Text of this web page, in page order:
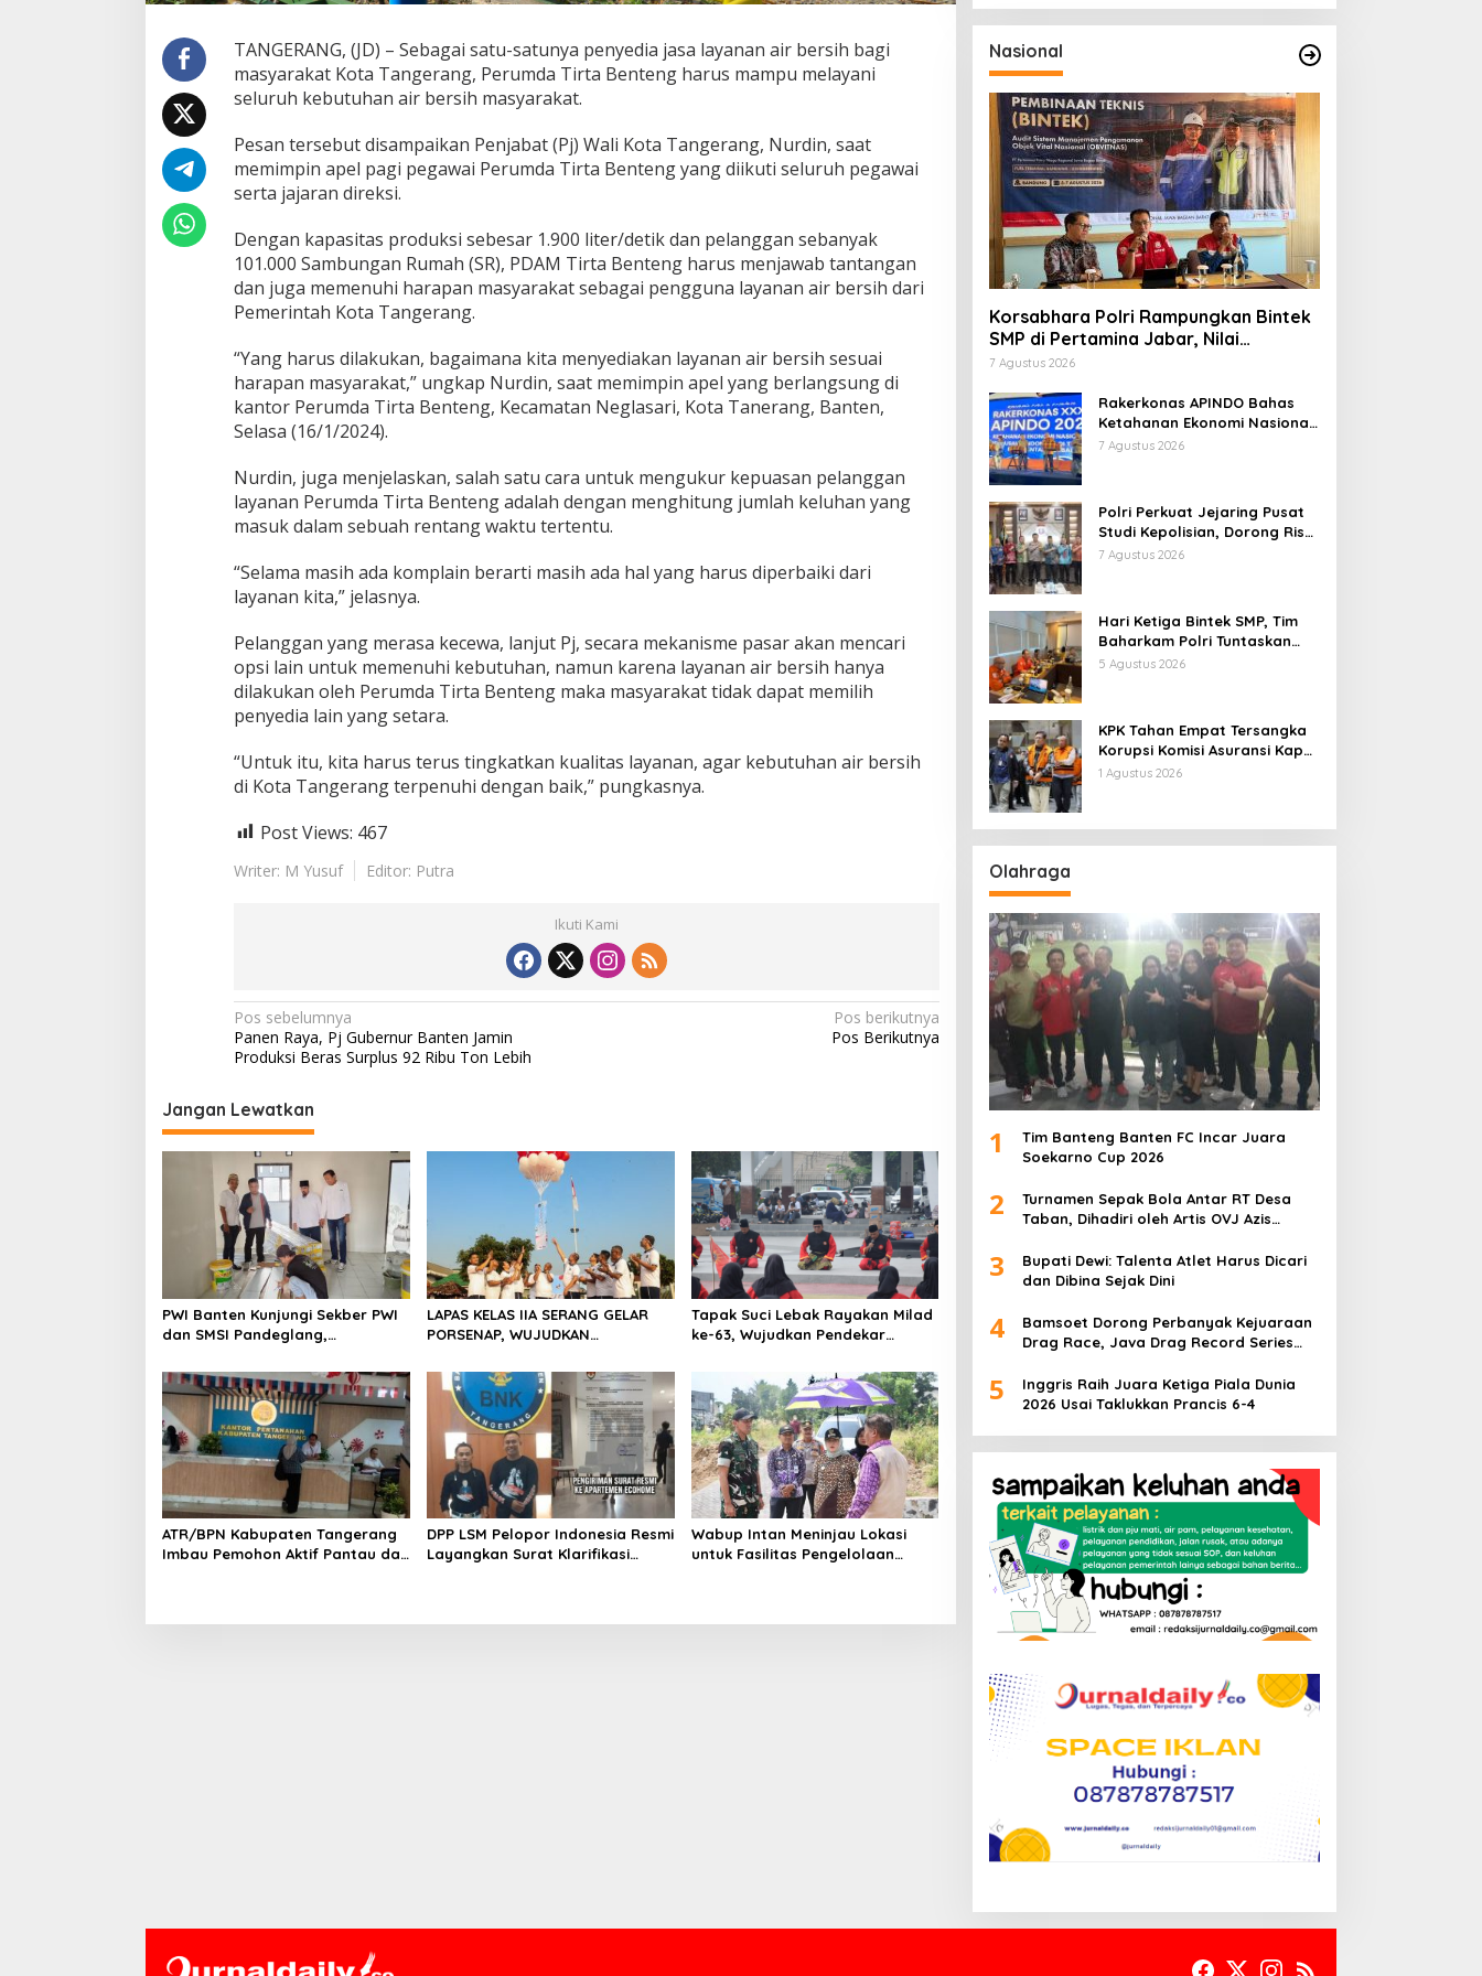
a
m
T
a
r
u
P
e
r
b
a
k
i
P
e
l
y
a
n
a
TANGERANG, (JD) – Sebagai satu-satunya penyedia jasa layanan air bersih bagi
masyarakat Kota Tangerang, Perumda Tirta Benteng harus mampu melayani
seluruh kebutuhan air bersih masyarakat.
Pesan tersebut disampaikan Penjabat (Pj) Wali Kota Tangerang, Nurdin, saat
memimpin apel pagi pegawai Perumda Tirta Benteng yang diikuti seluruh pegawai
serta jajaran direksi.
Dengan kapasitas produksi sebesar 1.900 liter/detik dan pelanggan sebanyak
101.000 Sambungan Rumah (SR), PDAM Tirta Benteng harus menjawab tantangan
dan juga memenuhi harapan masyarakat sebagai pengguna layanan air bersih dari
Pemerintah Kota Tangerang.
“Yang harus dilakukan, bagaimana kita menyediakan layanan air bersih sesuai
harapan masyarakat,” ungkap Nurdin, saat memimpin apel yang berlangsung di
kantor Perumda Tirta Benteng, Kecamatan Neglasari, Kota Tanerang, Banten,
Selasa (16/1/2024).
Nurdin, juga menjelaskan, salah satu cara untuk mengukur kepuasan pelanggan
layanan Perumda Tirta Benteng adalah dengan menghitung jumlah keluhan yang
masuk dalam sebuah rentang waktu tertentu.
“Selama masih ada komplain berarti masih ada hal yang harus diperbaiki dari
layanan kita,” jelasnya.
Pelanggan yang merasa kecewa, lanjut Pj, secara mekanisme pasar akan mencari
opsi lain untuk memenuhi kebutuhan, namun karena layanan air bersih hanya
dilakukan oleh Perumda Tirta Benteng maka masyarakat tidak dapat memilih
penyedia lain yang setara.
“Untuk itu, kita harus terus tingkatkan kualitas layanan, agar kebutuhan air bersih
di Kota Tangerang terpenuhi dengan baik,” pungkasnya.
Post Views: 467
Writer: M Yusuf Editor: Putra
Ikuti Kami
N
a
i
g
a
s
i
p
o
s
Pos sebelumnya
Panen Raya, Pj Gubernur Banten Jamin
Produksi Beras Surplus 92 Ribu Ton Lebih
Pos berikutnya
Pos Berikutnya
Jangan Lewatkan
PWI Banten Kunjungi Sekber PWI
dan SMSI Pandeglang,
Organisasi
LAPAS KELAS IIA SERANG GELAR
PORSENAP, WUJUDKAN
Tapak Suci Lebak Rayakan Milad
ke-63, Wujudkan Pendekar
ATR/BPN Kabupaten Tangerang
Imbau Pemohon Aktif Pantau dan
DPP LSM Pelopor Indonesia Resmi
Layangkan Surat Klarifikasi
Wabup Intan Meninjau Lokasi
untuk Fasilitas Pengelolaan
Nasional
Korsabhara Polri Rampungkan Bintek
SMP di Pertamina Jabar, Nilai
Pengamanan Capai 88,44 Persen
7 Agustus 2026
Rakerkonas APINDO Bahas
Ketahanan Ekonomi Nasional,
IMO Indonesia Soroti
7 Agustus 2026
Polri Perkuat Jejaring Pusat
Studi Kepolisian, Dorong Riset
Jadi Dasar Kebijakan dan
7 Agustus 2026
Hari Ketiga Bintek SMP, Tim
Baharkam Polri Tuntaskan
Pemeriksaan Pola
5 Agustus 2026
KPK Tahan Empat Tersangka
Korupsi Komisi Asuransi Kapal
PT Pelni
1 Agustus 2026
Olahraga
1
Tim Banteng Banten FC Incar Juara
Soekarno Cup 2026
2
Turnamen Sepak Bola Antar RT Desa
Taban, Dihadiri oleh Artis OVJ Azis
3
Bupati Dewi: Talenta Atlet Harus Dicari
dan Dibina Sejak Dini
4
Bamsoet Dorong Perbanyak Kejuaraan
Drag Race, Java Drag Record Series
Muda
5
Inggris Raih Juara Ketiga Piala Dunia
2026 Usai Taklukkan Prancis 6-4